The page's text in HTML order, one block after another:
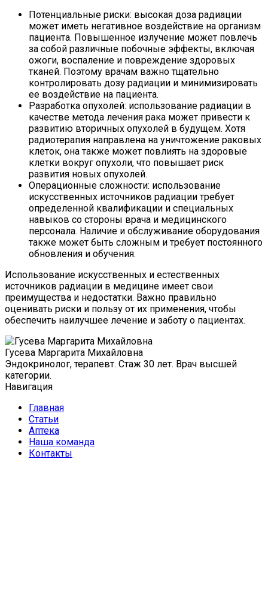
Потенциальные риски: высокая доза радиации
может иметь негативное воздействие на организм
пациента. Повышенное излучение может повлечь
за собой различные побочные эффекты, включая
ожоги, воспаление и повреждение здоровых
тканей. Поэтому врачам важно тщательно
контролировать дозу радиации и минимизировать
ее воздействие на пациента.
Разработка опухолей: использование радиации в
качестве метода лечения рака может привести к
развитию вторичных опухолей в будущем. Хотя
радиотерапия направлена на уничтожение раковых
клеток, она также может повлиять на здоровые
клетки вокруг опухоли, что повышает риск
развития новых опухолей.
Операционные сложности: использование
искусственных источников радиации требует
определенной квалификации и специальных
навыков со стороны врача и медицинского
персонала. Наличие и обслуживание оборудования
также может быть сложным и требует постоянного
обновления и обучения.
Использование искусственных и естественных
источников радиации в медицине имеет свои
преимущества и недостатки. Важно правильно
оценивать риски и пользу от их применения, чтобы
обеспечить наилучшее лечение и заботу о пациентах.
Гусева Маргарита Михайловна
Эндокринолог, терапевт. Стаж 30 лет. Врач высшей
категории.
Навигация
Главная
Статьи
Аптека
Наша команда
Контакты